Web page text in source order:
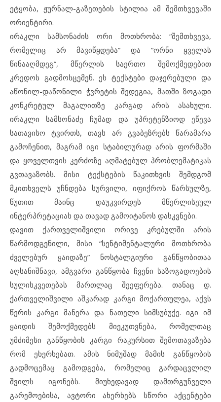
ეტყობა, ჟურნალ-გაზეთების სტილია ამ შემთხვევაში
ორიენტირი.
ირაკლი სამსონაძის ორი მოთხრობა: “შემთხვევა,
რომელიც არ მავიწყდება” და “ორნი ყველას
წინააღმდეგ”, მწერლის საერთო შემოქმედებით
კრედოს გადმოსცემენ. ეს ტექსტები დაჯერებული და
აწონილ-დაწონილი ჭვრეტის შედეგია, მათში ზოგადი
კონკრეტულ მაგალითზე კარგად არის ასახული.
ირაკლი სამსონაძე ჩუმად და უპრეტენზიოდ ეწევა
სათავისო ტვირთს, თავს არ გვაბეზრებს წარამარა
გამოჩენით, მაგრამ იგი სტაბილურად არის ფორმაში
და ყოველთვის კერძოზე აღმატებულ პრობლემატიკას
გვთავაზობს. მისი ტექსტების წაკითხვის შემდგომ
მკითხველს უჩნდება სურვილი, იფიქროს წარსულზე,
წუთით მაინც დაუკვირდეს მწერლისეულ
ინტერპრეტაციას და თავად გამოიტანოს დასკვნები.
დავით ქართველიშვილი ორივე კრებულში არის
წარმოდგენილი, მისი “სენტიმენტალური მოთხრობა
ძველებურ ყაიდაზე” ნოსტალგიური განწყობითაა
აღსანიშნავი, ამგვარი განწყობა ჩვენი საზოგადოების
სულისკვეთებას მართლაც შეეფერება. თანაც დ.
ქართველიშვილი აშკარად კარგი მოქართულეა, აქვს
წერის კარგი მანერა და ნათელი სიმსუბუქე. იგი იმ
ყაიდის შემოქმედებს მიეკუთვნება, რომელთაც
უმძიმესი განწყობის კარგი რაკურსით შემოთავაზება
რომ ეხერხებათ. ამის ნიმუშად მამის განწყობის
გადმოცემაც გამოდგება, რომელიც გარდაცვლილ
შვილს იგონებს. მიუხედავად დამთრგუნველი
გარემოებისა, ავტორი ახერხებს სწორი აქცენტები